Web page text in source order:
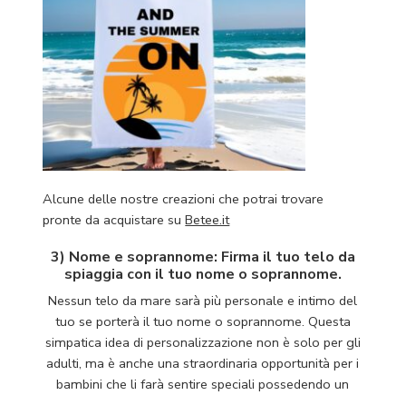
Alcune delle nostre creazioni che potrai trovare
pronte da acquistare suBetee.it
3) Nome e soprannome: Firma il tuo telo da
spiaggia con il tuo nome o soprannome.
Nessun telo da mare sarà più personale e intimo del
tuo se porterà il tuo nome o soprannome. Questa
simpatica idea di personalizzazione non è solo per gli
adulti, ma è anche una straordinaria opportunità per i
bambini che li farà sentire speciali possedendo un